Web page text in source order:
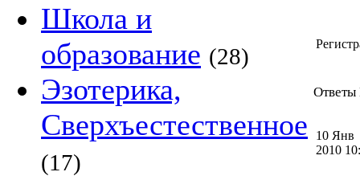
Школа и
образование (28)
Эзотерика,
Сверхъестественное
(17)
Ответы
10 Янв
2010